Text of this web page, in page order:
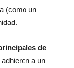
(como un
de
a un